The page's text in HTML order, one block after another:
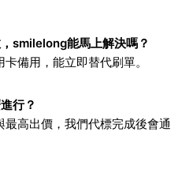
smilelong能馬上解決嗎？
備用，能立即替代刷單。
行？
高出價，我們代標完成後會通